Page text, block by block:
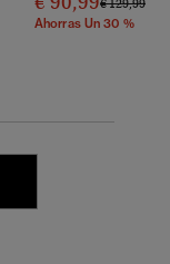
Ahorras Un 30 %